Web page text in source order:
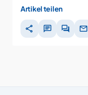
Artikel teilen
share chat forum mail